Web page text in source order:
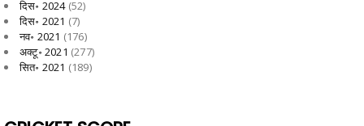
दिस॰ 2024(52)
दिस॰ 2021 (7)
नव॰ 2021 (176)
अक्टू॰ 2021 (277)
सित॰ 2021 (189)